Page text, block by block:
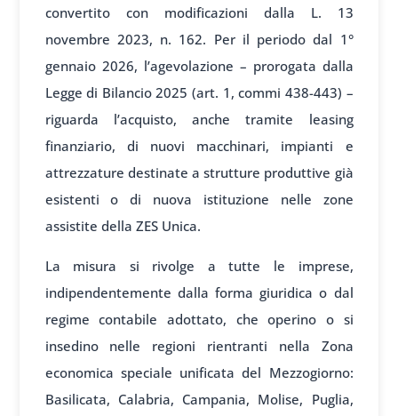
convertito con modificazioni dalla L. 13
novembre 2023, n. 162. Per il periodo dal 1°
gennaio 2026, l’agevolazione – prorogata dalla
Legge di Bilancio 2025 (art. 1, commi 438-443) –
riguarda l’acquisto, anche tramite leasing
finanziario, di nuovi macchinari, impianti e
attrezzature destinate a strutture produttive già
esistenti o di nuova istituzione nelle zone
assistite della ZES Unica.
La misura si rivolge a tutte le imprese,
indipendentemente dalla forma giuridica o dal
regime contabile adottato, che operino o si
insedino nelle regioni rientranti nella Zona
economica speciale unificata del Mezzogiorno:
Basilicata, Calabria, Campania, Molise, Puglia,